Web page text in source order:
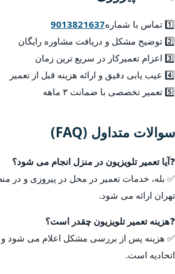
1️⃣ تماس با شماره
9013821637
2️⃣ توضیح مشکل و دریافت مشاوره رایگان
3️⃣ اعزام تعمیرکار در سریع ترین زمان
4️⃣ عیب یابی دقیق و ارائه هزینه قبل از تعمیر
5️⃣ تعمیر تخصصی با ضمانت ۳ ماهه
سوالات متداول (FAQ)
❓آیا تعمیر تلویزیون در منزل انجام می شود؟
✅ بله، خدمات تعمیر در محل در پیروزی و در
تهران ارائه می شود.
❓هزینه تعمیر تلویزیون چقدر است؟
✅ هزینه پس از بررسی مشکل اعلام می شود
اتحادیه است.